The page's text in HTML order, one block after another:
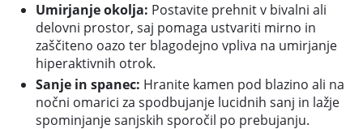
Umirjanje okolja: Postavite prehnit v bivalni ali
delovni prostor, saj pomaga ustvariti mirno in
zaščiteno oazo ter blagodejno vpliva na umirjanje
hiperaktivnih otrok.
Sanje in spanec: Hranite kamen pod blazino ali na
nočni omarici za spodbujanje lucidnih sanj in lažje
spominjanje sanjskih sporočil po prebujanju.